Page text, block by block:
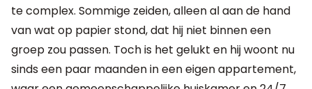
te complex. Sommige zeiden, alleen al aan de hand
van wat op papier stond, dat hij niet binnen een
groep zou passen. Toch is het gelukt en hij woont nu
sinds een paar maanden in een eigen appartement,